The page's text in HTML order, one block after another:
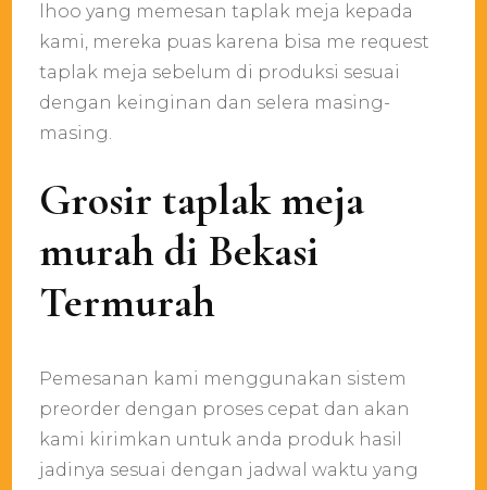
lhoo yang memesan taplak meja kepada
kami, mereka puas karena bisa me request
taplak meja sebelum di produksi sesuai
dengan keinginan dan selera masing-
masing.
Grosir taplak meja
murah di Bekasi
Termurah
Pemesanan kami menggunakan sistem
preorder dengan proses cepat dan akan
kami kirimkan untuk anda produk hasil
jadinya sesuai dengan jadwal waktu yang